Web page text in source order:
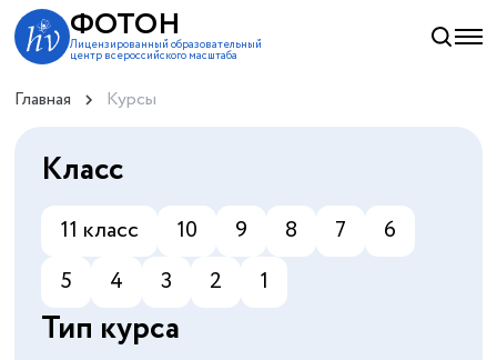
ФОТОН
Лицензированный образовательный
центр всероссийского масштаба
Главная Курсы
Класс
11 класс 10 9 8 7
6
5
4 3 2 1
Тип курса